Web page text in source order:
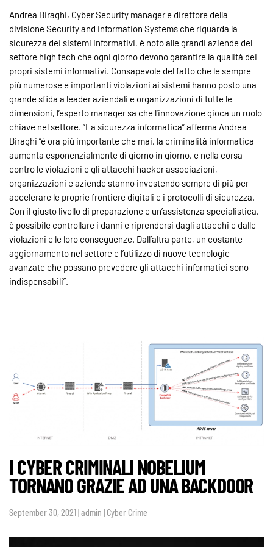
Andrea Biraghi, Cyber Security manager e direttore della
divisione Security and information Systems che riguarda la
sicurezza dei sistemi informativi, è noto alle grandi aziende del
settore high tech che ogni giorno devono garantire la qualità dei
propri sistemi informativi. Consapevole del fatto che le sempre
più numerose e importanti violazioni ai sistemi hanno posto una
grande sfida a leader aziendali e organizzazioni di tutte le
dimensioni, l’esperto manager sa che l’innovazione gioca un ruolo
chiave nel settore. “La sicurezza informatica” afferma Andrea
Biraghi “è ora più importante che mai, la criminalità informatica
aumenta esponenzialmente di giorno in giorno, e nella corsa
contro le violazioni e gli attacchi hacker associazioni,
organizzazioni e aziende stanno investendo sempre di più per
accelerare le proprie frontiere digitali e i protocolli di sicurezza.
Con il giusto livello di preparazione e un’assistenza specialistica,
è possibile controllare i danni e riprendersi dagli attacchi e dalle
violazioni e le loro conseguenze. Dall’altra parte, un costante
aggiornamento nel settore e l’utilizzo di nuove tecnologie
avanzate che possano prevedere gli attacchi informatici sono
indispensabili”.
I CYBER CRIMINALI NOBELIUM
TORNANO GRAZIE AD UNA BACKDOOR
September 30, 2021 | admin | Cyber Crime